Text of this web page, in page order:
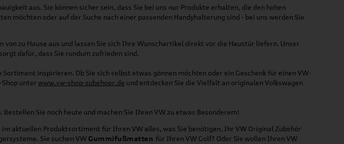
aus. Sie können sicher sein, dass Sie bei uns nur Produkte erhalten, die den hohen
möchten oder auf der Suche nach einer passenden Handyhalterung sind - bei uns werden Sie
zu Hause aus und lassen Sie sich Ihre Wunschartikel direkt vor die Haustür liefern. Unser
dafür, dass Sie rundum zufrieden sind.
inspirieren. Ob Sie sich selbst etwas gönnen möchten oder ein Geschenk für einen VW-
Shop unter www.vw-shop-zubehoer.de und entdecken Sie die Vielfalt an originalen Volkswagen
Sie noch heute und machen Sie Ihren VW zu etwas Besonderem!
aktuellen Produktsortiment für Ihren VW alles, was Sie benötigen. Ihr VW Original Zubehör
Sie suchen VW Gummifußmatten für Ihren VW Golf? Oder Sie wollen Ihren VW